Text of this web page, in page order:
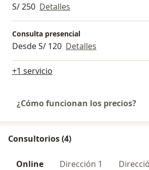
S/ 250 Detalles
Consulta presencial
Desde S/ 120 Detalles
+1 servicio
¿Cómo funcionan los precios?
Consultorios (4)
Online Dirección 1